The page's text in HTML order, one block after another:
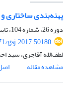
پهنه‌بندی ساختاری
دوره 26، شماره 104، تابستان 1396، صفحه
gsj.2017.50180
لطف‌الله آقاجری، سید
مشاهده مقاله